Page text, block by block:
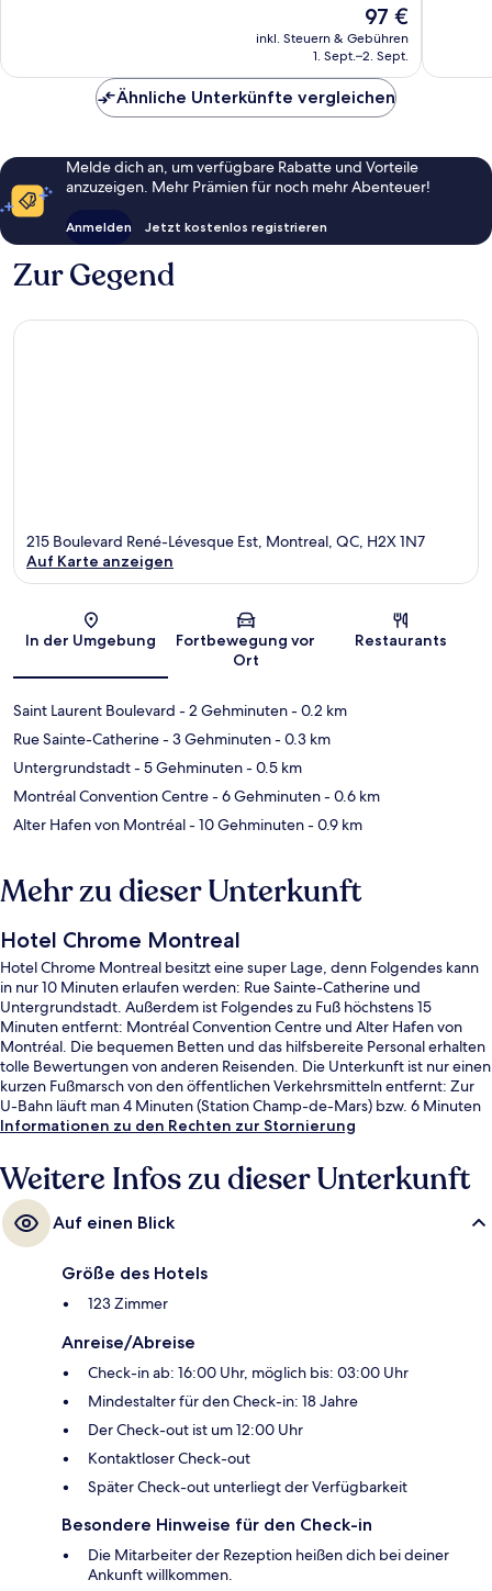
Der
Preis
beträgt
97 €
inkl. Steuern & Gebühren
1. Sept.–2. Sept.
Ähnliche Unterkünfte vergleichen
Melde dich an, um verfügbare Rabatte und Vorteile
anzuzeigen. Mehr Prämien für noch mehr Abenteuer!
Anmelden Jetzt kostenlos registrieren
Zur Gegend
Karte
215 Boulevard René-Lévesque Est, Montreal, QC, H2X 1N7
Auf Karte anzeigen
In der Umgebung
Fortbewegung vor
Ort
Restaurants
Saint Laurent Boulevard - 2 Gehminuten- 0.2 km
Rue Sainte-Catherine- 3 Gehminuten- 0.3 km
Untergrundstadt- 5 Gehminuten- 0.5 km
Montréal Convention Centre- 6 Gehminuten- 0.6 km
Alter Hafen von Montréal- 10 Gehminuten- 0.9 km
Mehr zu dieser Unterkunft
Hotel Chrome Montreal
Hotel Chrome Montreal besitzt eine super Lage, denn Folgendes kann
in nur 10 Minuten erlaufen werden: Rue Sainte-Catherine und
Untergrundstadt. Außerdem ist Folgendes zu Fuß höchstens 15
Minuten entfernt: Montréal Convention Centre und Alter Hafen von
Montréal. Die bequemen Betten und das hilfsbereite Personal erhalten
tolle Bewertungen von anderen Reisenden. Die Unterkunft ist nur einen
kurzen Fußmarsch von den öffentlichen Verkehrsmitteln entfernt: Zur
U-Bahn läuft man 4 Minuten (Station Champ-de-Mars) bzw. 6 Minuten
(Station Berri-UQAM).
Informationen zu den Rechten zur Stornierung
Weitere Infos zu dieser Unterkunft
Auf einen Blick
Größe des Hotels
123 Zimmer
Anreise/Abreise
Check-in ab: 16:00 Uhr, möglich bis: 03:00 Uhr
Mindestalter für den Check-in: 18 Jahre
Der Check-out ist um 12:00 Uhr
Kontaktloser Check-out
Später Check-out unterliegt der Verfügbarkeit
Besondere Hinweise für den Check-in
Die Mitarbeiter der Rezeption heißen dich bei deiner
Ankunft willkommen.